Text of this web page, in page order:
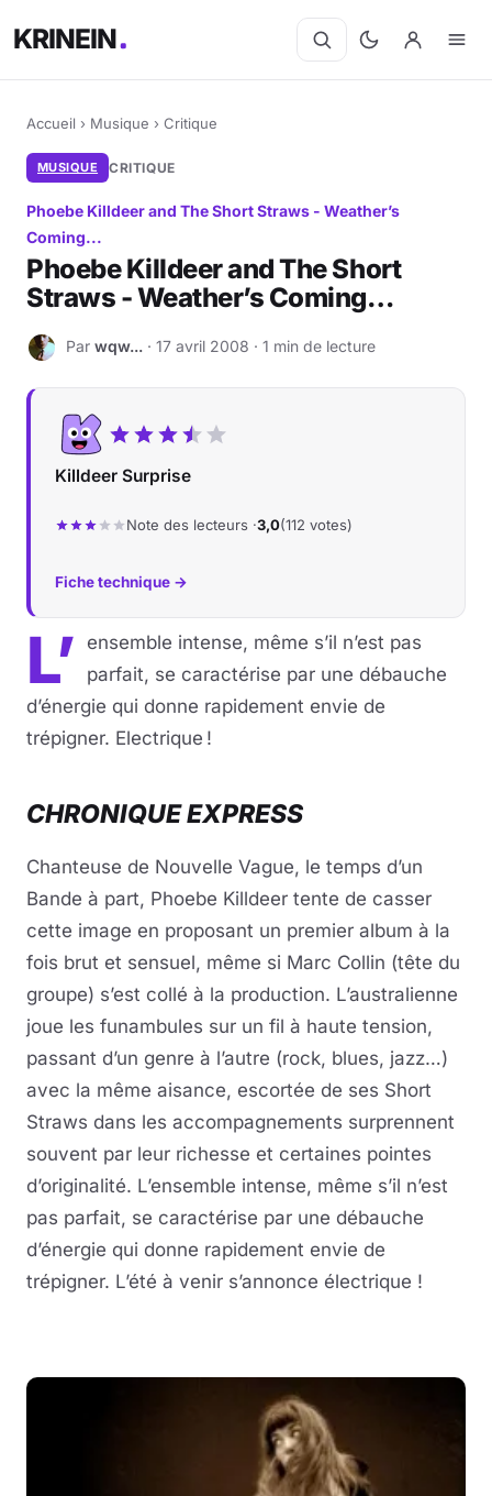
KRINEIN
Accueil › Musique › Critique
MUSIQUE CRITIQUE
Phoebe Killdeer and The Short Straws - Weather’s
Coming...
Phoebe Killdeer and The Short
Straws - Weather’s Coming…
W Par wqw... · 17 avril 2008 · 1 min de lecture
Killdeer Surprise
Note des lecteurs ·3,0(112 votes)
Fiche technique →
L’
ensemble intense, même s’il n’est pas
parfait, se caractérise par une débauche
d’énergie qui donne rapidement envie de
trépigner. Electrique !
CHRONIQUE EXPRESS
Chanteuse de Nouvelle Vague, le temps d’un
Bande à part, Phoebe Killdeer tente de casser
cette image en proposant un premier album à la
fois brut et sensuel, même si Marc Collin (tête du
groupe) s’est collé à la production. L’australienne
joue les funambules sur un fil à haute tension,
passant d’un genre à l’autre (rock, blues, jazz…)
avec la même aisance, escortée de ses Short
Straws dans les accompagnements surprennent
souvent par leur richesse et certaines pointes
d’originalité. L’ensemble intense, même s’il n’est
pas parfait, se caractérise par une débauche
d’énergie qui donne rapidement envie de
trépigner. L’été à venir s’annonce électrique !